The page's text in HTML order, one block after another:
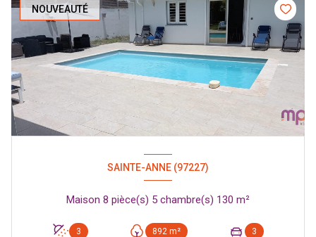
NOUVEAUTÉ
SAINTE-ANNE (97227)
Maison 8 pièce(s) 5 chambre(s) 130 m²
3 892 m² 3